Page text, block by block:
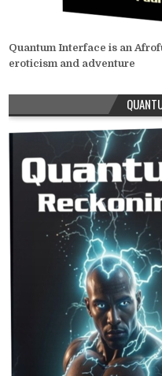
Quantum Interface is an
eroticism and adventure